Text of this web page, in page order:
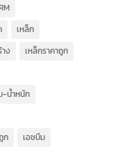
เหล็ก
ง
เหล็กราคาถูก
-น้ำหนัก
ก
เอชบีม